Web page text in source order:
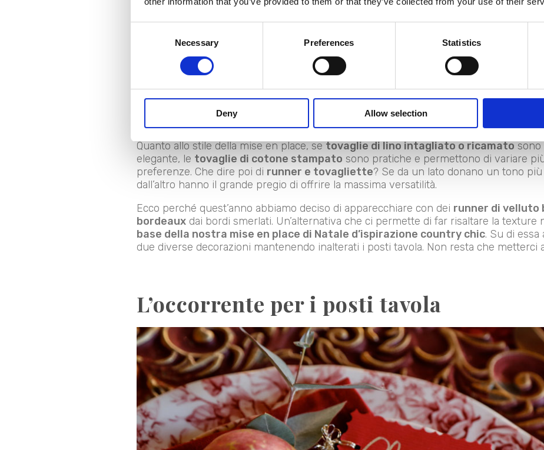
Necessary Preferences Statistics
Deny Allow selection
dipende dallo stile della tua casa e dal servito di piatti prescelto per le feste ma, se
allegro e prezioso al tempo stesso, il consiglio è quello di prestare particolare
certo sovraccarico decorativo. Lo stesso vale per l’oro: meglio stemperarlo con l’
tocchi di verde muschio. Il
, invece, si presta per ogni alternativa e quando è
sfondo appropriato per tavole natalizie shabby dai toni diafani e romantici.
Quanto allo stile della mise en place, se tovaglie di lino intagliato o ricamato sono
elegante, le tovaglie di cotone stampato sono pratiche e permettono di variare
preferenze. Che dire poi di runner e tovagliette? Se da un lato donano un tono
dall’altro hanno il grande pregio di offrire la massima versatilità.
Ecco perché quest’anno abbiamo deciso di apparecchiare con dei runner di velluto
bordeauxdai bordi smerlati. Un’alternativa che ci permette di far risaltare la texture
base della nostra mise en place di Natale d’ispirazione country chic. Su di essa
due diverse decorazioni mantenendo inalterati i posti tavola. Non resta che metterci
L’occorrente per i posti tavola